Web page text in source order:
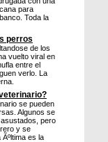
para
Toda la
perros
de los
vuelto viral en
entre el
verlo. La
se pueden
Algunos se
pero
y se
es la